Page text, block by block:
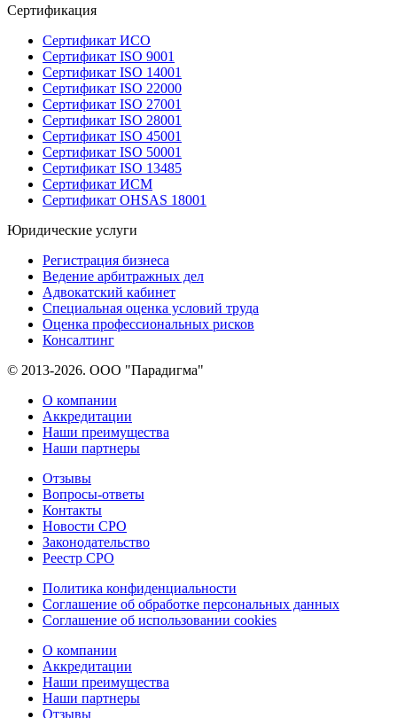
Сертификация
Сертификат ИСО
Сертификат ISO 9001
Сертификат ISO 14001
Сертификат ISO 22000
Сертификат ISO 27001
Сертификат ISO 28001
Сертификат ISO 45001
Сертификат ISO 50001
Сертификат ISO 13485
Сертификат ИСМ
Сертификат OHSAS 18001
Юридические услуги
Регистрация бизнеса
Ведение арбитражных дел
Адвокатский кабинет
Специальная оценка условий труда
Оценка профессиональных рисков
Консалтинг
© 2013-2026. ООО "Парадигма"
О компании
Аккредитации
Наши преимущества
Наши партнеры
Отзывы
Вопросы-ответы
Контакты
Новости СРО
Законодательство
Реестр СРО
Политика конфиденциальности
Соглашение об обработке персональных данных
Соглашение об использовании cookies
О компании
Аккредитации
Наши преимущества
Наши партнеры
Отзывы